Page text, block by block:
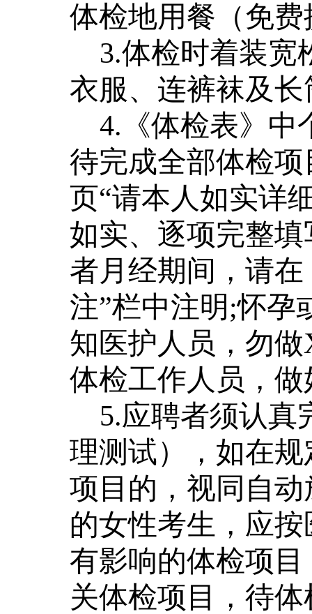
体检地用餐（免
3.体检时着装宽
衣服、连裤袜及长
4. 《体检表》
待完成全部体检
页“请本人如实详
如实、逐项完整
者月经期间，请
注”栏中注明;怀孕
知医护人员，勿
体检工作人员，
5.应聘者须认真
理测试），如在
项目的，视同自
的女性考生，应
有影响的体检项
关体检项目，待